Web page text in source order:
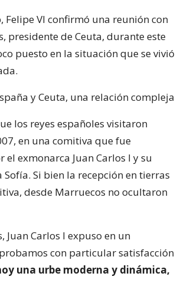
Felipe VI confirmó una reunión con
presidente de Ceuta, durante este
puesto en la situación que se vivió
y Ceuta, una relación compleja
los reyes españoles visitaron
en una comitiva que fue
el exmonarca Juan Carlos I y su
Sofía. Si bien la recepción en tierras
desde Marruecos no ocultaron
Juan Carlos I expuso en un
con particular satisfacción
una urbe moderna y dinámica,